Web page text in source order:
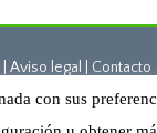
Aviso legal | Contacto
los derechos
con sus